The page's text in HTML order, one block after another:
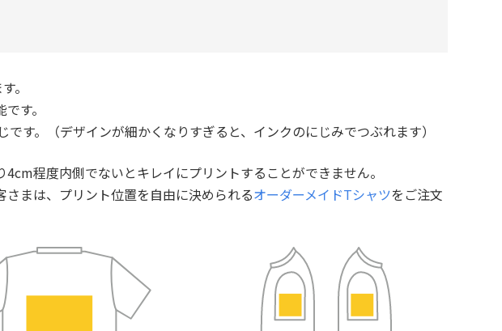
。
す。
す。（デザインが細かくなりすぎると、インクのにじみでつぶれます）
程度内側でないとキレイにプリントすることができません。
まは、プリント位置を自由に決められるオーダーメイドTシャツをご注文